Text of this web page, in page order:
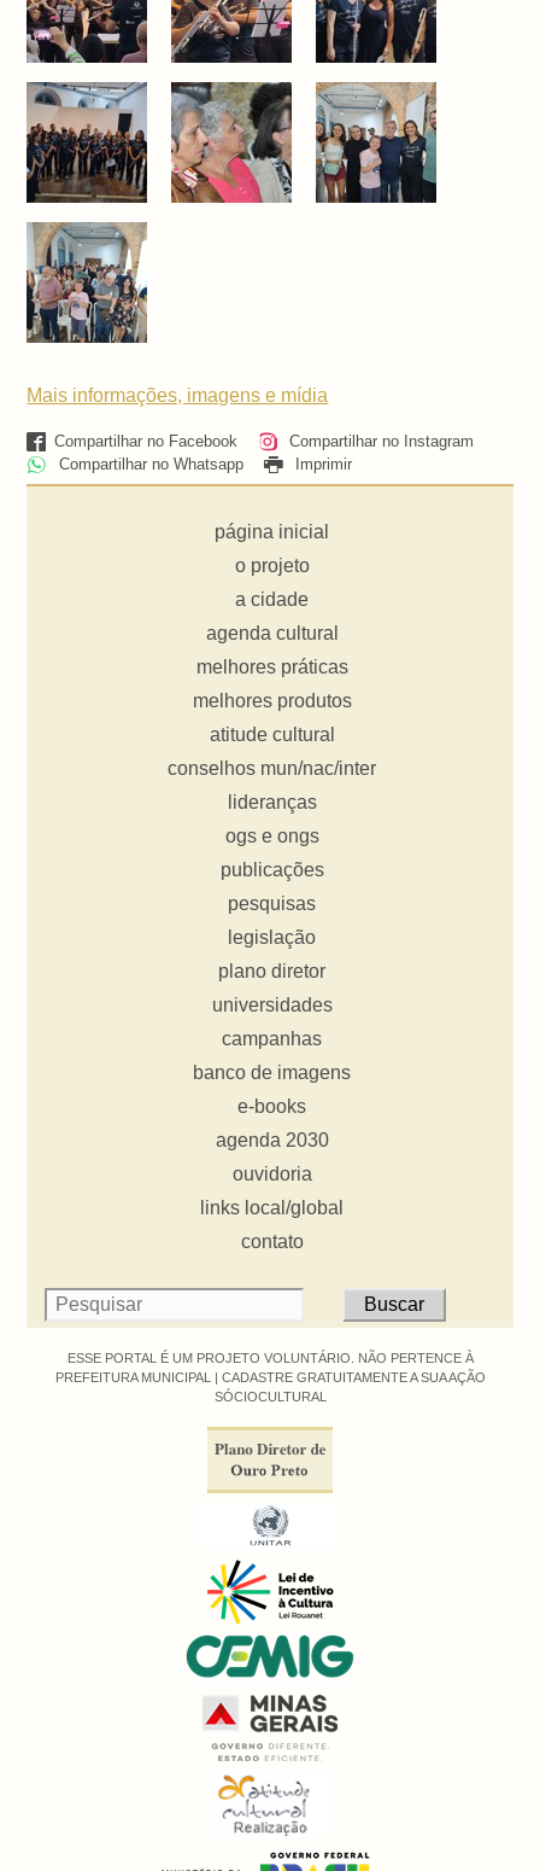
Mais informações, imagens e mídia
Compartilhar no Facebook
Compartilhar no Instagram
Compartilhar no Whatsapp
Imprimir
página inicial
o projeto
a cidade
agenda cultural
melhores práticas
melhores produtos
atitude cultural
conselhos mun/nac/inter
lideranças
ogs e ongs
publicações
pesquisas
legislação
plano diretor
universidades
campanhas
banco de imagens
e-books
agenda 2030
ouvidoria
links local/global
contato
ESSE PORTAL É UM PROJETO VOLUNTÁRIO. NÃO PERTENCE À
PREFEITURA MUNICIPAL | CADASTRE GRATUITAMENTE A SUA AÇÃO
SÓCIOCULTURAL